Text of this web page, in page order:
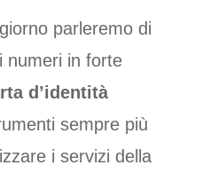
parleremo di
numeri in forte
d’identità
sempre più
i servizi della